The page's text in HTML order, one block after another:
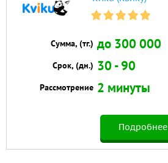
Сумма, (тг.) до 300 000
Срок, (дн.) 30 - 90
Рассмотрение 2 минуты
Подробнее